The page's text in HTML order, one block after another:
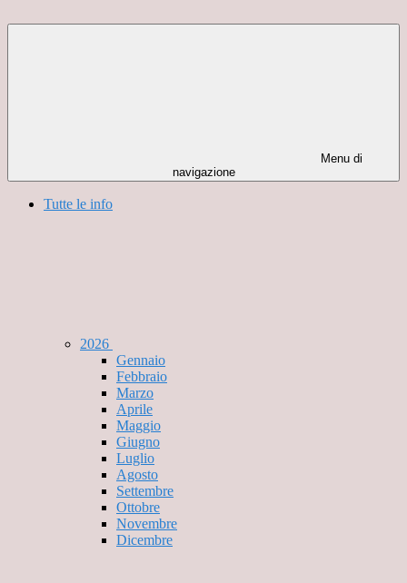
Menu di
navigazione
Tutte le info
2026
Gennaio
Febbraio
Marzo
Aprile
Maggio
Giugno
Luglio
Agosto
Settembre
Ottobre
Novembre
Dicembre